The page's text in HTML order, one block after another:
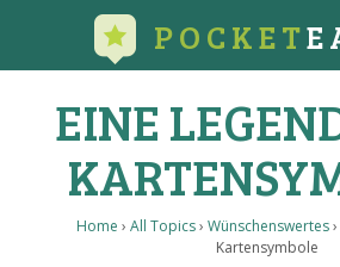
POCKET
EINE
Home › All Topics › Wünschenswertes ›
Kartensymbole